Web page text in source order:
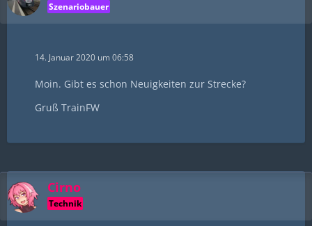
Szenariobauer
14. Januar 2020 um 06:58
Moin. Gibt es schon Neuigkeiten zur Strecke?
Gruß TrainFW
Cirno
Technik